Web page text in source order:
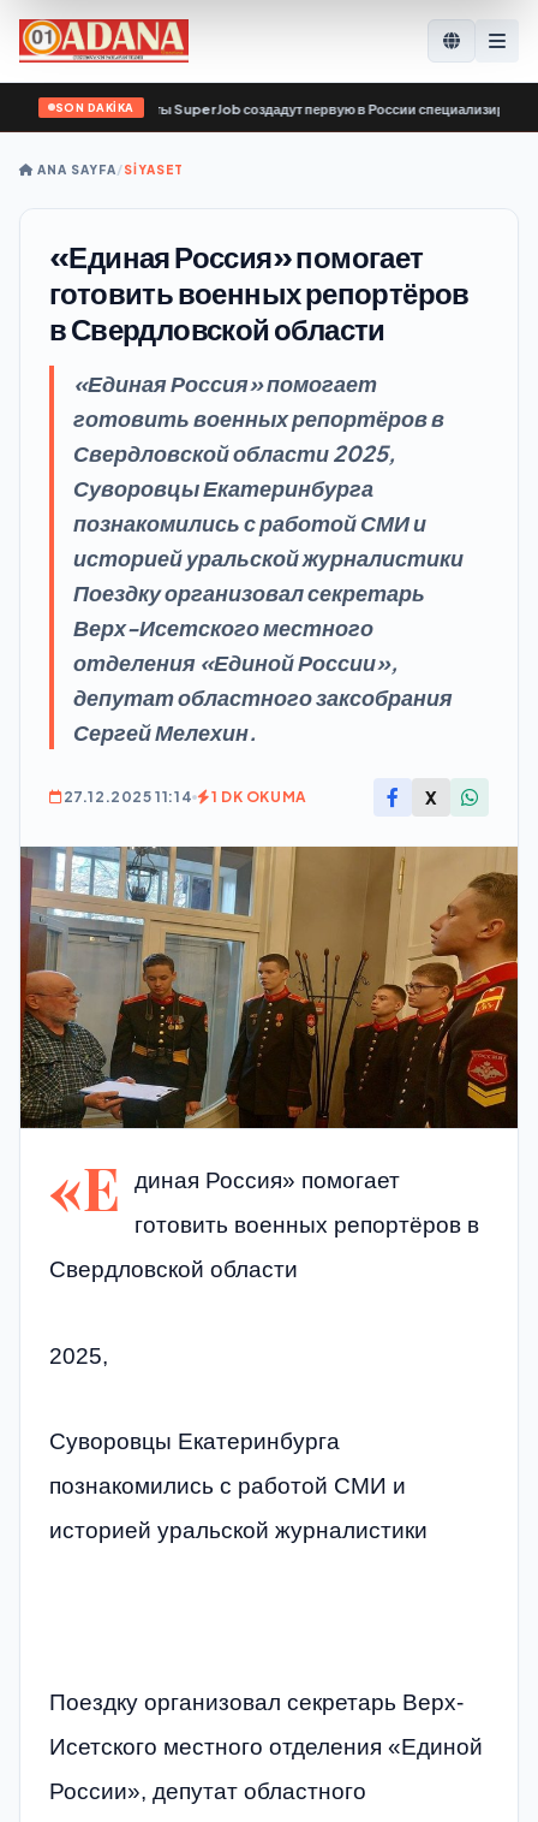
SON DAKİKA
по поиску работы SuperJob создадут первую в России специализированную
ANA SAYFA/SİYASET
«Единая Россия» помогает
готовить военных репортёров
в Свердловской области
«Единая Россия» помогает
готовить военных репортёров в
Свердловской области 2025,
Суворовцы Екатеринбурга
познакомились с работой СМИ и
историей уральской журналистики
Поездку организовал секретарь
Верх-Исетского местного
отделения «Единой России»,
депутат областного заксобрания
Сергей Мелехин.
27.12.2025 11:14 1 DK OKUMA X
«Е
диная Россия» помогает
готовить военных репортёров в
Свердловской области
2025,
Суворовцы Екатеринбурга
познакомились с работой СМИ и
историей уральской журналистики
Поездку организовал секретарь Верх-
Исетского местного отделения «Единой
России», депутат областного